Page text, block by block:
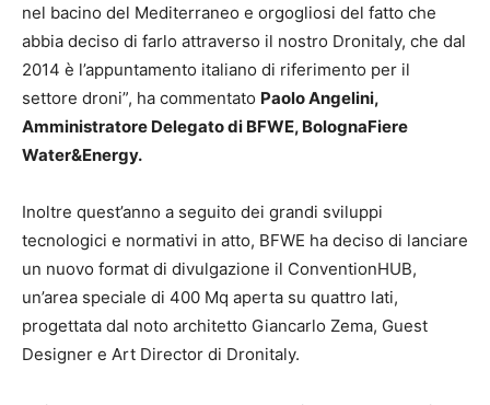
nel bacino del Mediterraneo e orgogliosi del fatto che
abbia deciso di farlo attraverso il nostro Dronitaly, che dal
2014 è l’appuntamento italiano di riferimento per il
settore droni”, ha commentato Paolo Angelini,
Amministratore Delegato di BFWE, BolognaFiere
Water&Energy.
Inoltre quest’anno a seguito dei grandi sviluppi
tecnologici e normativi in atto, BFWE ha deciso di lanciare
un nuovo format di divulgazione il ConventionHUB,
un’area speciale di 400 Mq aperta su quattro lati,
progettata dal noto architetto Giancarlo Zema, Guest
Designer e Art Director di Dronitaly.